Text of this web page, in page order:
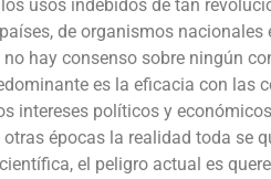
usos indebidos de tan
de organismos
no hay consenso sobre ningún
es la eficacia con las
intereses políticos y
épocas la realidad toda se
el peligro actual es